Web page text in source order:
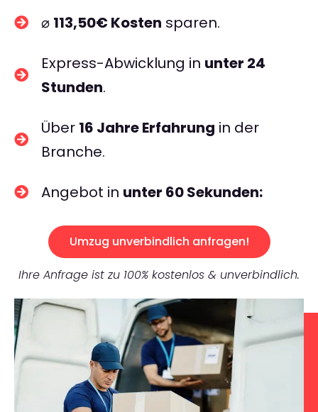
⌀ 113,50€ Kosten sparen.
Express-Abwicklung in unter 24
Stunden.
Über 16 Jahre Erfahrung in der
Branche.
Angebot in unter 60 Sekunden:
Umzug unverbindlich anfragen!
Ihre Anfrage ist zu 100% kostenlos & unverbindlich.